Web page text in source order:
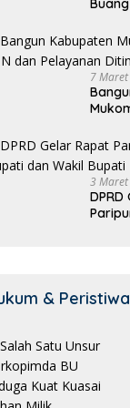
7
3
& Peristiwa